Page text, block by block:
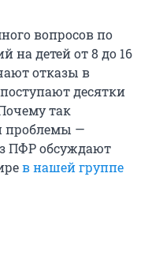
вопросов по
на детей от 8 до 16
отказы в
десятки
так
проблемы —
ПФР обсуждают
в нашей группе